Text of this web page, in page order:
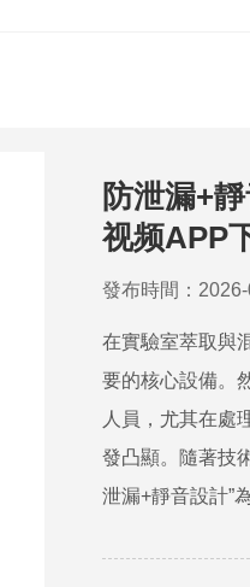
防泄漏+
视频APP
發布時間：
在實驗室萃取與
要的核心設備。
人員，尤其在處
發凸顯。隨著技
泄漏+靜音設計”